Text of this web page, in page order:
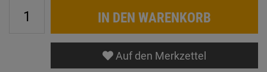
IN DEN WARENKORB
Auf den Merkzettel